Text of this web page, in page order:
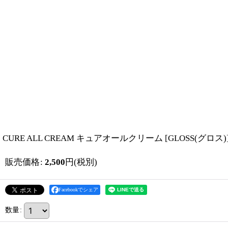
CURE ALL CREAM キュアオールクリーム [GLOSS(グロス)
販売価格: 2,500 円(税別)
Facebookでシェア
数量: